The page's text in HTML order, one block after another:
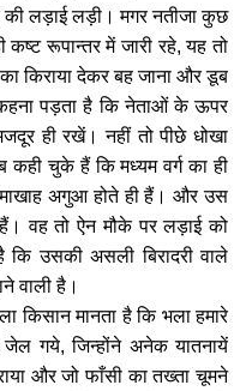
लड़ाई लड़ी। मगर नतीजा कुछ
कष्ट रूपान्तर में जारी रहे,यह तो
का किराया देकर बह जाना और डूब
पड़ता है कि नेताओं के ऊपर
ही रखें। नहीं तो पीछे धोखा
कही चुके हैं कि मध्यम वर्ग का ही
अगुआ होते ही हैं। और उस
वह तो ऐन मौके पर लड़ाई को
कि उसकी असली बिरादरी वाले
वाली है।
किसान मानता है कि भला हमारे
जेल गये,जिन्होंने अनेक यातनायें
और जो फाँसी का तख्ता चूमने